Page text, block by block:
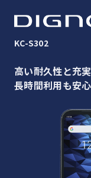
KC-S302
高い耐久性と充実
長時間利用も安